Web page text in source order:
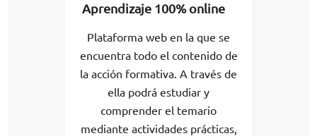
Aprendizaje 100% online
Plataforma web en la que se
encuentra todo el contenido de
la acción formativa. A través de
ella podrá estudiar y
comprender el temario
mediante actividades prácticas,